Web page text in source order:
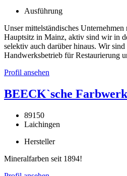
Ausführung
Unser mittelständisches
Hauptsitz in Mainz, aktiv sind wir in
selektiv auch darüber hinaus. Wir
Handwerksbetrieb für Restaurierung
Profil ansehen
BEECK`sche
89150
Laichingen
Hersteller
Mineralfarben seit 1894!